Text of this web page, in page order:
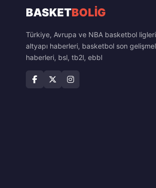
BASKETBOLİG
Türkiye, Avrupa ve NBA basketbol
altyapı haberleri, basketbol son
haberleri, bsl, tb2l, ebbl